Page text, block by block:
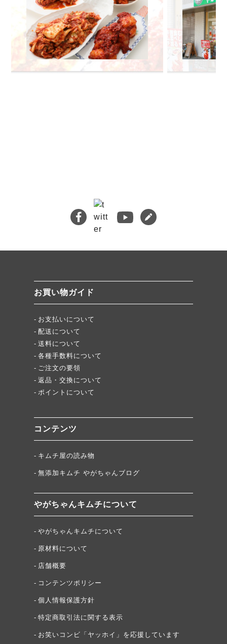
熊本地震義援金について
キムチバイキングはお得です！
牡蠣ジュルカレー、絶品中の絶品!
絶品チャーシュー、おすすめ！
「頂・その先」圧倒的美味！
お買い物ガイド
お支払いについて
配送について
送料について
各種手数料について
ご注文の要領
返品・交換について
ポイントについて
コンテンツ
キムチ屋の読み物
無添加キムチ やがちゃんブログ
やがちゃんキムチについて
やがちゃんキムチについて
原材料について
店舗概要
コンテンツポリシー
個人情報保護方針
特定商取引法に関する表示
お笑いコンビ「ヤッホイ」を応援しています